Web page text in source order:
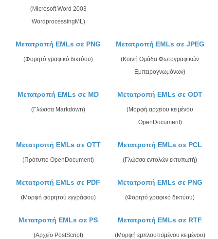
(Microsoft Word 2003
WordprocessingML)
Μετατροπή EMLs σε PNG
(Φορητό γραφικό δικτύου)
Μετατροπή EMLs σε JPEG
(Κοινή Ομάδα Φωτογραφικών
Εμπειρογνωμόνων)
Μετατροπή EMLs σε MD
(Γλώσσα Markdown)
Μετατροπή EMLs σε ODT
(Μορφή αρχείου κειμένου
OpenDocument)
Μετατροπή EMLs σε OTT
(Πρότυπο OpenDocument)
Μετατροπή EMLs σε PCL
(Γλώσσα εντολών εκτυπωτή)
Μετατροπή EMLs σε PDF
(Μορφή φορητού εγγράφου)
Μετατροπή EMLs σε PNG
(Φορητό γραφικό δικτύου)
Μετατροπή EMLs σε PS
(Αρχείο PostScript)
Μετατροπή EMLs σε RTF
(Μορφή εμπλουτισμένου κειμένου)